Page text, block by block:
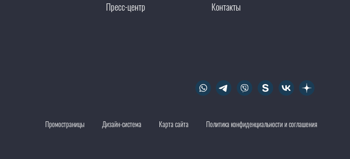
Пресс-центр
Контакты
Промостраницы Дизайн-система Карта сайта
Политика конфиденциальности и соглашения